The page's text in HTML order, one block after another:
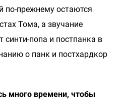
по-прежнему остаются
Тома, а звучание
синти-попа и постпанка в
о панк и постхардкор
много времени, чтобы